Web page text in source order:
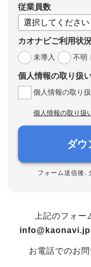
従業員数
カオナビご利用状
未導入
不明
個人情報の取り扱
個人情報の取り
個人情報の取り扱
ダウ
フォーム送信後
上記のフォー
info@kaonavi.jp
お電話でのお